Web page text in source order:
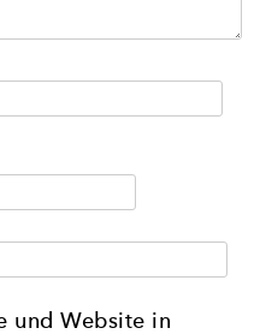
und Website in